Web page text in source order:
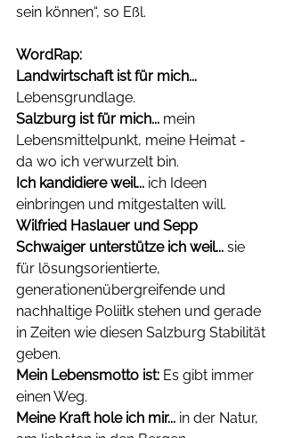
sein können“, so Eßl.
WordRap:
Landwirtschaft ist für mich...
Lebensgrundlage.
Salzburg ist für mich... mein
Lebensmittelpunkt, meine Heimat -
da wo ich verwurzelt bin.
Ich kandidiere weil... ich Ideen
einbringen und mitgestalten will.
Wilfried Haslauer und Sepp
Schwaiger unterstütze ich weil... sie
für lösungsorientierte,
generationenübergreifende und
nachhaltige Poliitk stehen und gerade
in Zeiten wie diesen Salzburg Stabilität
geben.
Mein Lebensmotto ist: Es gibt immer
einen Weg.
Meine Kraft hole ich mir... in der Natur,